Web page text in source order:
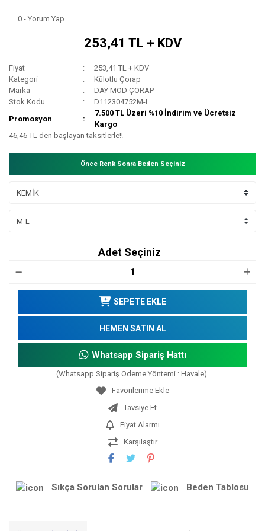
0 - Yorum Yap
253,41 TL + KDV
Fiyat
253,41 TL + KDV
Kategori
Külotlu Çorap
Marka
DAY MOD ÇORAP
Stok Kodu
D112304752M-L
Promosyon
7.500 TL Üzeri %10 İndirim ve Ücretsiz
Kargo
46,46 TL den başlayan taksitlerle!!
Önce Renk Sonra Beden Seçiniz
Adet Seçiniz
SEPETE EKLE
HEMEN SATIN AL
Whatsapp Sipariş Hattı
(Whatsapp Sipariş Ödeme Yöntemi : Havale)
Tavsiye Et
Fiyat Alarmı
Karşılaştır
Sıkça Sorulan Sorular Beden Tablosu